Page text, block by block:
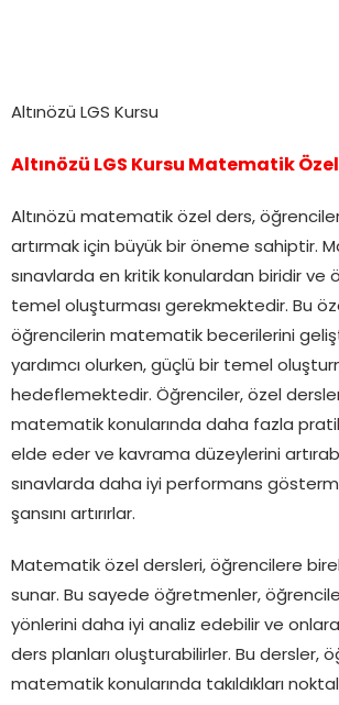
Altınözü LGS Kursu
Altınözü LGS Kursu Matematik
Altınözü matematik özel ders,
artırmak için büyük bir öneme sahiptir.
sınavlarda en kritik konulardan biridir ve
temel oluşturması gerekmektedir. Bu
öğrencilerin matematik becerilerini
yardımcı olurken, güçlü bir temel
hedeflemektedir. Öğrenciler, özel
matematik konularında daha fazla
elde eder ve kavrama düzeylerini
sınavlarda daha iyi performans
şansını artırırlar.
Matematik özel dersleri, öğrencilere
sunar. Bu sayede öğretmenler,
yönlerini daha iyi analiz edebilir ve
ders planları oluşturabilirler. Bu dersler,
matematik konularında takıldıkları